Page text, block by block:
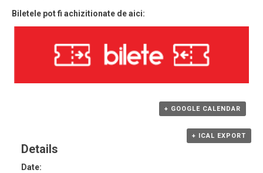
Biletele pot fi achizitionate de aici:
+ GOOGLE CALENDAR
+ ICAL EXPORT
Details
Date: